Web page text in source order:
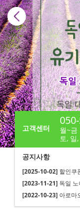
고객센터
월~
토, 일
공지사항
[2025-10-02]할인쿠
[2023-11-21]독일 노
[2022-10-23]아로마